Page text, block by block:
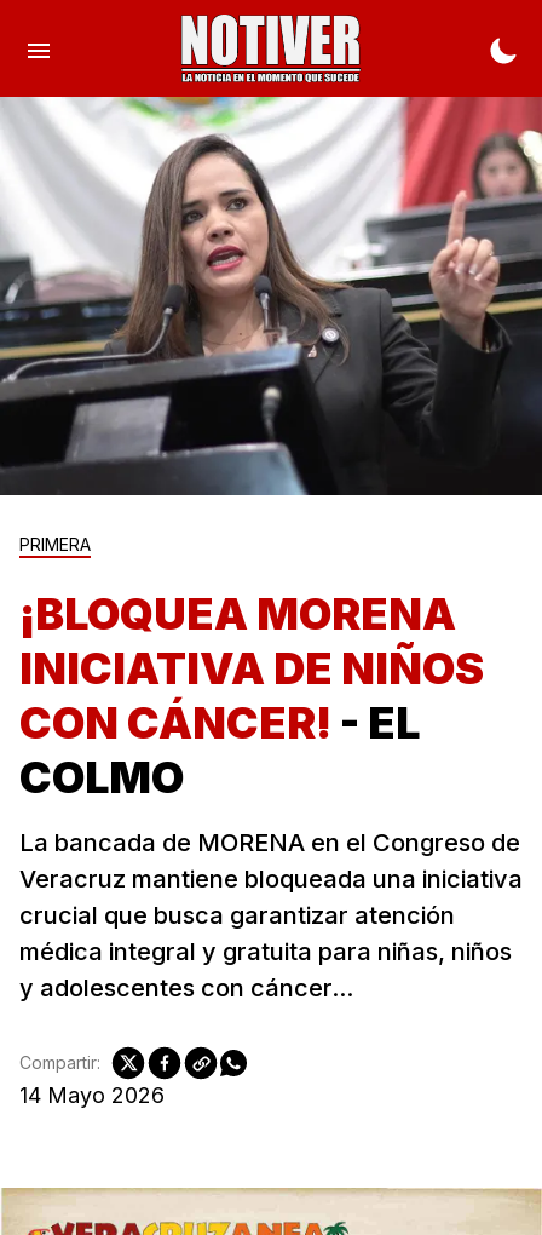
PRIMERA
¡BLOQUEA MORENA
INICIATIVA DE NIÑOS
CON CÁNCER! - EL
COLMO
La bancada de MORENA en el Congreso de
Veracruz mantiene bloqueada una iniciativa
crucial que busca garantizar atención
médica integral y gratuita para niñas, niños
y adolescentes con cáncer...
14 Mayo 2026
Compartir: